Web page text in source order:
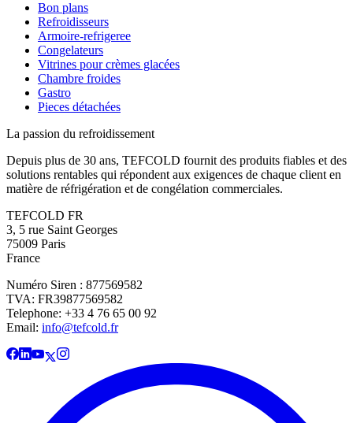
Bon plans
Refroidisseurs
Armoire-refrigeree
Congelateurs
Vitrines pour crèmes glacées
Chambre froides
Gastro
Pieces détachées
La passion du refroidissement
Depuis plus de 30 ans, TEFCOLD fournit des produits fiables et des
solutions rentables qui répondent aux exigences de chaque client en
matière de réfrigération et de congélation commerciales.
TEFCOLD FR
3, 5 rue Saint Georges
75009 Paris
France
Numéro Siren : 877569582
TVA: FR39877569582
Telephone: +33 4 76 65 00 92
Email: info@tefcold.fr